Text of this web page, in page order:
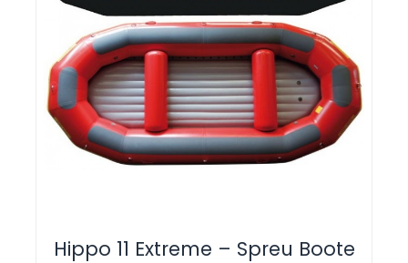
Hippo 11 Extreme – Spreu Boote